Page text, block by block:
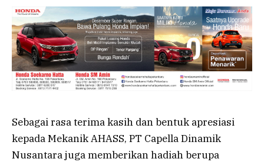
Sebagai rasa terima kasih dan bentuk apresiasi
kepada Mekanik AHASS, PT Capella Dinamik
Nusantara juga memberikan hadiah berupa